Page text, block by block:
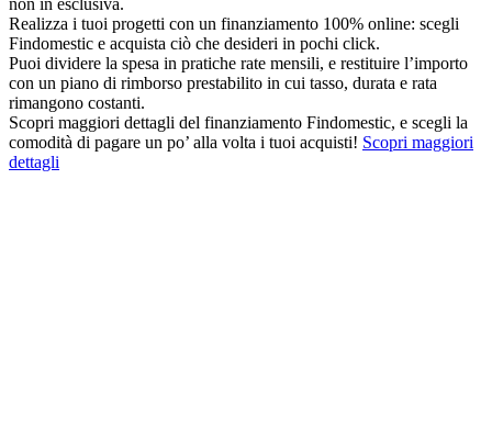
non in esclusiva.
Realizza i tuoi progetti con un finanziamento 100% online: scegli
Findomestic e acquista ciò che desideri in pochi click.
Puoi dividere la spesa in pratiche rate mensili, e restituire l’importo
con un piano di rimborso prestabilito in cui tasso, durata e rata
rimangono costanti.
Scopri maggiori dettagli del finanziamento Findomestic, e scegli la
comodità di pagare un po’ alla volta i tuoi acquisti! Scopri maggiori
dettagli